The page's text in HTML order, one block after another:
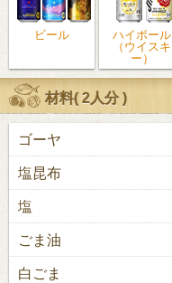
ビール
ハイボール
（ウイスキ
ー）
材料(2人分)
ゴーヤ
塩昆布
塩
ごま油
白ごま